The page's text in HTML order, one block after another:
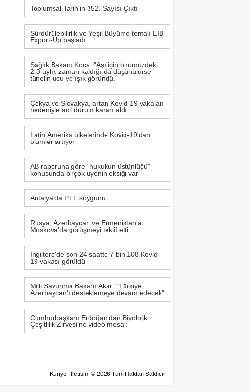
Toplumsal Tarih'in 352. Sayısı Çıktı
Sürdürülebilirlik ve Yeşil Büyüme temalı EİB
Export-Up başladı
Sağlık Bakanı Koca: "Aşı için önümüzdeki
2-3 aylık zaman kaldığı da düşünülürse
tünelin ucu ve ışık göründü."
Çekya ve Slovakya, artan Kovid-19 vakaları
nedeniyle acil durum kararı aldı
Latin Amerika ülkelerinde Kovid-19'dan
ölümler artıyor
AB raporuna göre "hukukun üstünlüğü"
konusunda birçok üyenin eksiği var
Antalya'da PTT soygunu
Rusya, Azerbaycan ve Ermenistan'a
Moskova'da görüşmeyi teklif etti
İngiltere'de son 24 saatte 7 bin 108 Kovid-
19 vakası görüldü
Milli Savunma Bakanı Akar: "Türkiye,
Azerbaycan'ı desteklemeye devam edecek"
Cumhurbaşkanı Erdoğan'dan Biyolojik
Çeşitlilik Zirvesi'ne video mesaj:
Künye İletişim© 2026 Tüm Hakları Saklıdır